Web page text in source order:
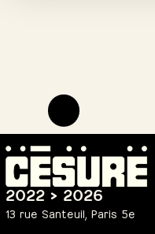
2022 > 2026
13 rue Santeuil, Paris 5e